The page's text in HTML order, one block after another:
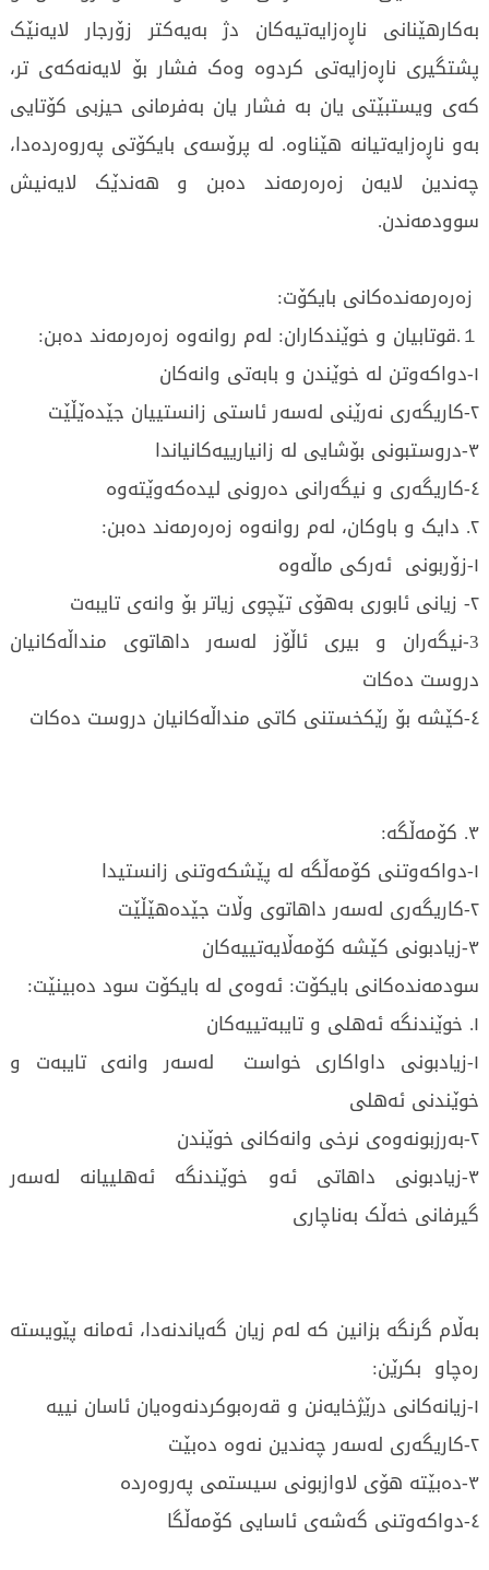
بەکارهێنانی ناڕەزایەتیەکان دژ بەیەکتر زۆرجار لایەنێک
پشتگیری ناڕەزایەتی کردوە وەک فشار بۆ لایەنەکەی تر،
کەی ویستبێتی یان بە فشار یان بەفرمانی حیزبی کۆتایی
بەو ناڕەزایەتیانە هێناوە. لە پرۆسەی بایکۆتی پەروەردەدا،
چەندین لایەن زەرەرمەند دەبن و هەندێک لایەنیش
سوودمەندن.
زەرەرمەندەکانی بایکۆت:
１.قوتابیان و خوێندکاران: لەم روانەوە زەرەرمەند دەبن:
١-دواکەوتن لە خوێندن و بابەتی وانەکان
٢-کاریگەری نەرێنی لەسەر ئاستی زانستییان جێدە‌ێڵێت
٣-دروستبونی بۆشایی لە زانیارییەکانیاندا
٤-کاریگەری و نیگەرانی دەرونی لیدەکەوێتەوە
٢. دایک و باوکان، لەم روانەوە زەرەرمەند دەبن:
١-زۆربونی ئەرکی ماڵەوە
٢- زیانی ئابوری بەهۆی تێچوی زیاتر بۆ وانەی تایبەت
3-نیگەران و بیری ئاڵۆز لەسەر داهاتوی منداڵەکانیان
دروست دەکات
٤-کێشە بۆ رێکخستنی کاتی منداڵەکانیان دروست دەکات
٣. کۆمەڵگە:
١-دواکەوتنی کۆمەڵگە لە پێشکەوتنی زانستیدا
٢-کاریگەری لەسەر داهاتوی وڵات جێدەهێڵێت
٣-زیادبونی کێشە کۆمەڵایەتییەکان
سودمەندەکانی بایکۆت: ئەوەی لە بایکۆت سود دەبینێت:
١. خوێندنگە ئەهلی و تایبەتییەکان
١-زیادبونی داواکاری خواست لەسەر وانەی تایبەت و
خوێندنی ئەهلی
٢-بەرزبونەوەی نرخی وانەکانی خوێندن
٣-زیادبونی داهاتی ئەو خوێندنگە ئەهلییانە لەسەر
گیرفانی خەڵک بەناچاری
بەڵام گرنگە بزانین کە لەم زیان گەیاندنەدا، ئەمانە پێویستە
رەچاو بکرێن:
١-زیانەکانی درێژخایەنن و قەرەبوکردنەوەیان ئاسان نییە
٢-کاریگەری لەسەر چەندین نەوە دەبێت
٣-دەبێتە هۆی لاوازبونی سیستمی پەروەردە
٤-دواکەوتنی گەشەی ئاسایی کۆمەڵگا